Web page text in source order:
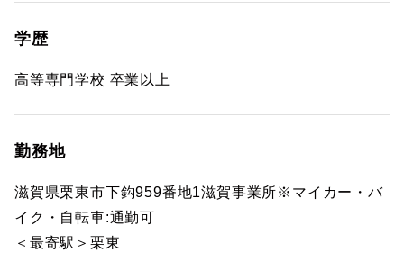
学歴
高等専門学校 卒業以上
勤務地
滋賀県栗東市下鈎959番地1滋賀事業所※マイカー・バ
イク・自転車:通勤可
＜最寄駅＞栗東